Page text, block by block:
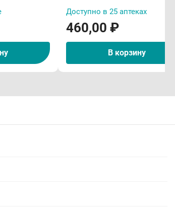
Доступно в 25 аптеках
460,00 ₽
В корзину